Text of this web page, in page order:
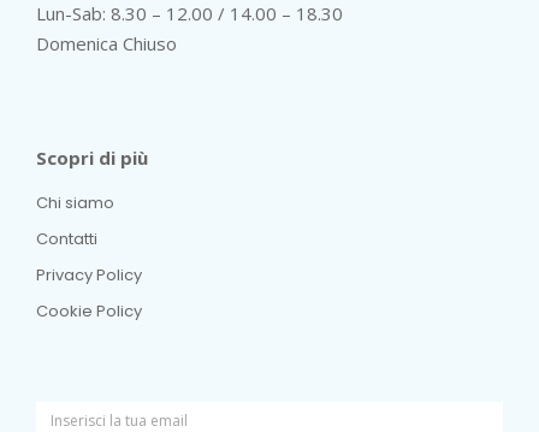
Lun-Sab: 8.30 – 12.00 / 14.00 – 18.30
Domenica Chiuso
Scopri di più
Chi siamo
Contatti
Privacy Policy
Cookie Policy